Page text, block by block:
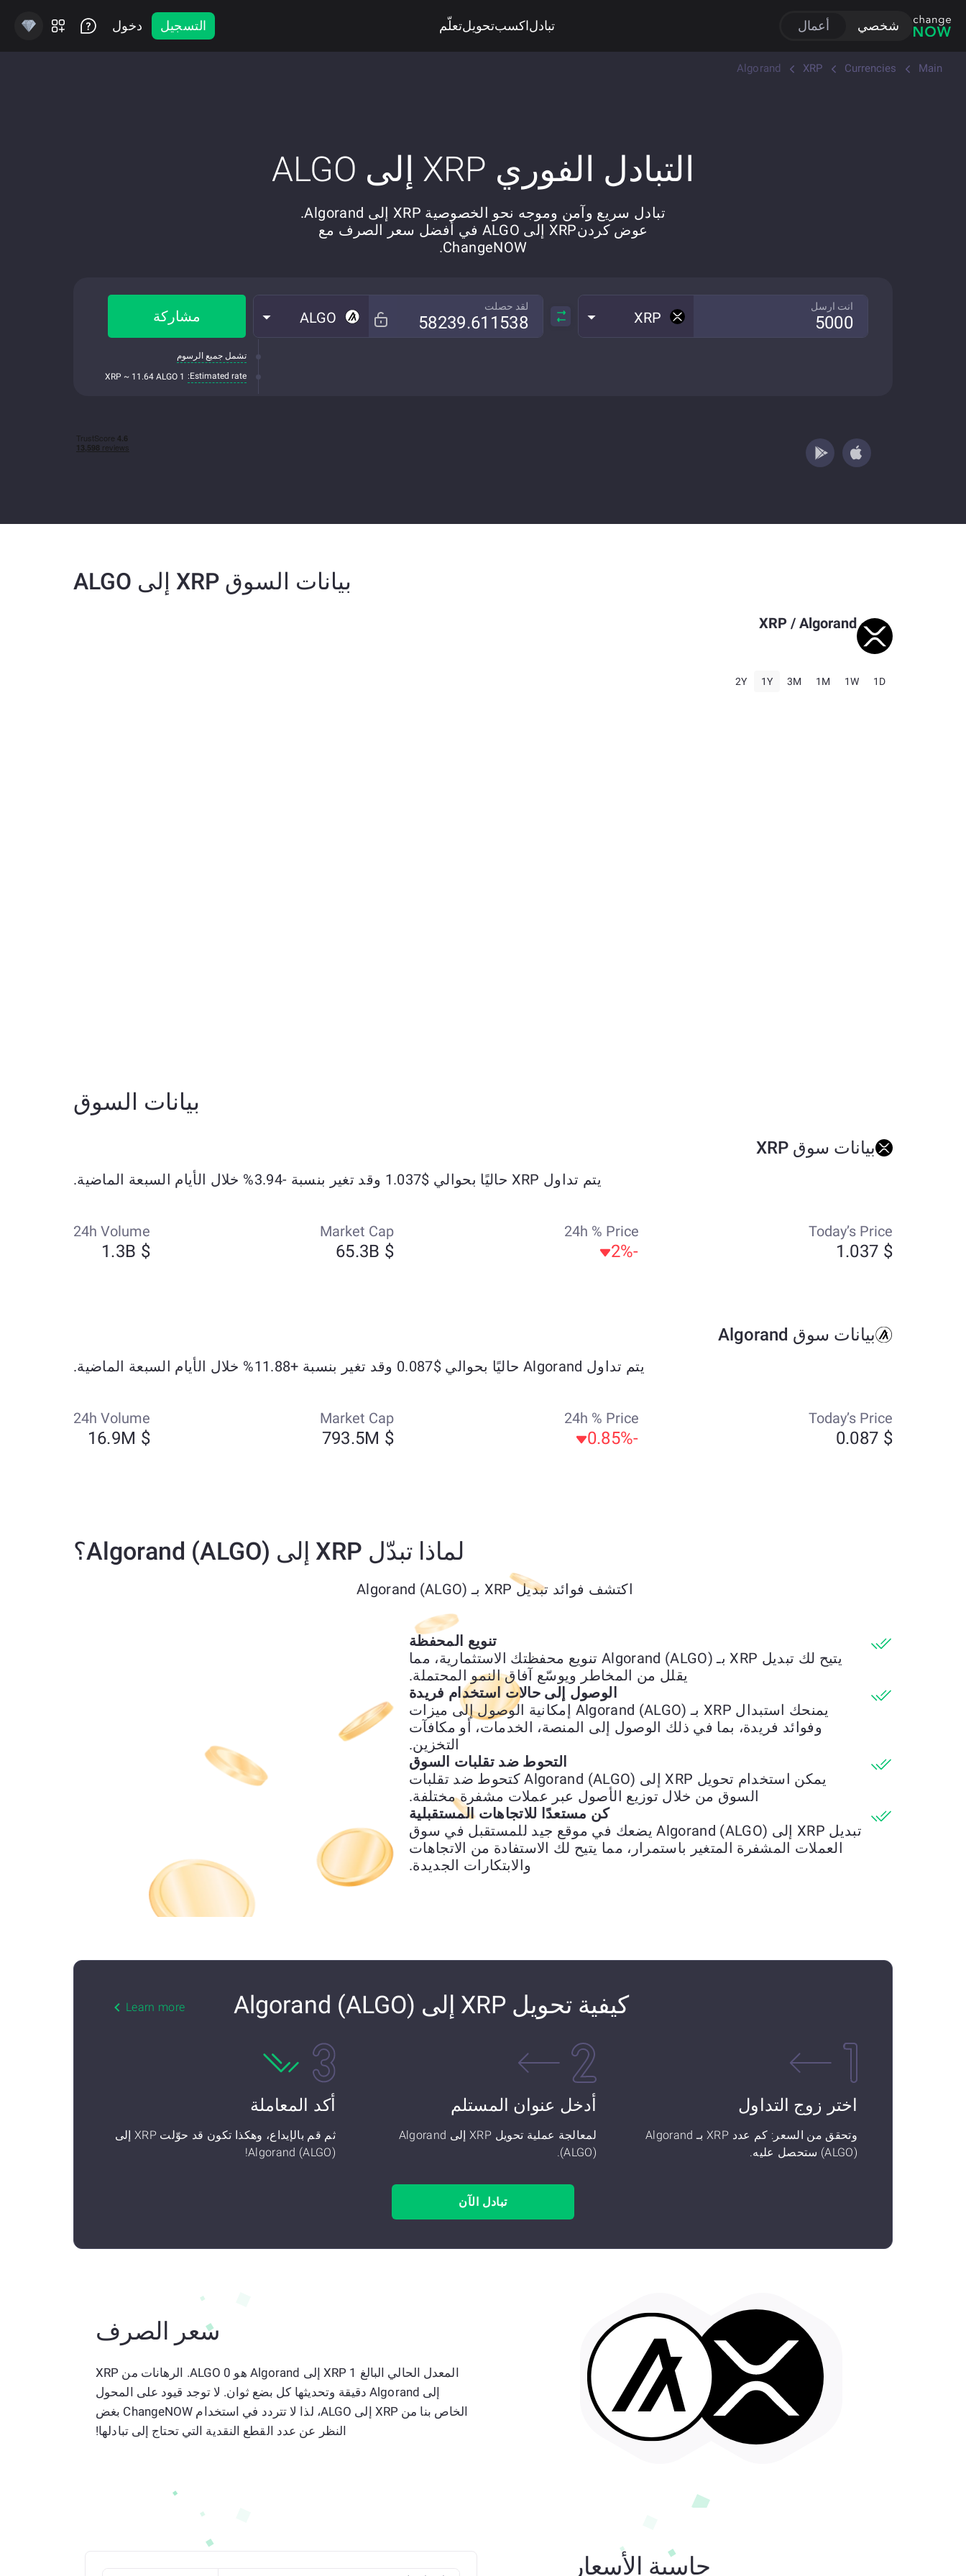
شخصي أعمال تبادلاكسبتحويلتعلّم التسجيل دخول
Main
Currencies
XRP
Algorand
التبادل الفوري XRP إلى ALGO
تبادل سريع وآمن وموجه نحو الخصوصية XRP إلى Algorand.
عوض کردنXRP إلى ALGO في أفضل سعر الصرف مع
ChangeNOW.
انت ارسل
XRP
تشمل جميع الرسوم
Estimated rate:
1 XRP ~ 11.64 ALGO
لقد حصلت
ALGO مشاركة
بيانات السوق XRP إلى ALGO
XRP / Algorand
1D
1W
1M
3M
1Y
2Y
بيانات السوق
بيانات سوق XRP
يتم تداول XRP حاليًا بحوالي $1.037 وقد تغير بنسبة -3.94% خلال الأيام السبعة الماضية.
Today’s Price
$ 1.037
24h % Price
-2%
Market Cap
$ 65.3B
24h Volume
$ 1.3B
بيانات سوق Algorand
يتم تداول Algorand حاليًا بحوالي $0.087 وقد تغير بنسبة +11.88% خلال الأيام السبعة الماضية.
Today’s Price
$ 0.087
24h % Price
-0.85%
Market Cap
$ 793.5M
24h Volume
$ 16.9M
لماذا تبدّل XRP إلى Algorand (ALGO)؟
اكتشف فوائد تبديل XRP بـ Algorand (ALGO)
تنويع المحفظة
يتيح لك تبديل XRP بـ Algorand (ALGO) تنويع محفظتك الاستثمارية، مما
يقلل من المخاطر ويوسّع آفاق النمو المحتملة.
الوصول إلى حالات استخدام فريدة
يمنحك استبدال XRP بـ Algorand (ALGO) إمكانية الوصول إلى ميزات
وفوائد فريدة، بما في ذلك الوصول إلى المنصة، الخدمات، أو مكافآت
التخزين.
التحوط ضد تقلبات السوق
يمكن استخدام تحويل XRP إلى Algorand (ALGO) كتحوط ضد تقلبات
السوق من خلال توزيع الأصول عبر عملات مشفرة مختلفة.
كن مستعدًا للاتجاهات المستقبلية
تبديل XRP إلى Algorand (ALGO) يضعك في موقع جيد للمستقبل في سوق
العملات المشفرة المتغير باستمرار، مما يتيح لك الاستفادة من الاتجاهات
والابتكارات الجديدة.
كيفية تحويل XRP إلى Algorand (ALGO) Learn more
اختر زوج التداول
وتحقق من السعر: كم عدد XRP بـ Algorand
(ALGO) ستحصل عليه.
أدخل عنوان المستلم
لمعالجة عملية تحويل XRP إلى Algorand
(ALGO).
أكد المعاملة
ثم قم بالإيداع، وهكذا تكون قد حوّلت XRP إلى
Algorand (ALGO)!
تبادل الآن
سعر الصرف
المعدل الحالي البالغ 1 XRP إلى Algorand هو 0 ALGO. الرهانات من XRP
إلى Algorand دقيقة وتحديثها كل بضع ثوان. لا توجد قيود على المحول
الخاص بنا من XRP إلى ALGO، لذا لا تتردد في استخدام ChangeNOW بغض
النظر عن عدد القطع النقدية التي تحتاج إلى تبادلها!
حاسبة الأسعار